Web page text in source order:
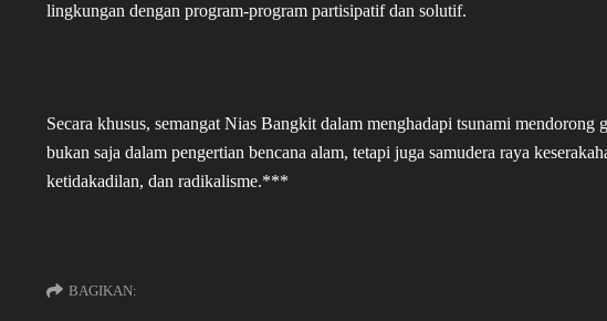
lingkungan dengan program-program partisipatif dan solutif.
Secara khusus, semangat Nias Bangkit dalam menghadapi tsunami mendorong
bukan saja dalam pengertian bencana alam, tetapi juga samudera raya
ketidakadilan, dan radikalisme.***
BAGIKAN: